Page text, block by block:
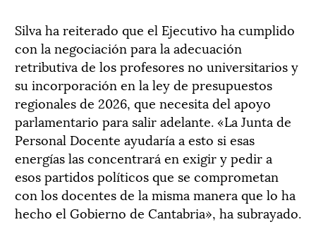
Silva ha reiterado que el Ejecutivo ha cumplido
con la negociación para la adecuación
retributiva de los profesores no universitarios y
su incorporación en la ley de presupuestos
regionales de 2026, que necesita del apoyo
parlamentario para salir adelante. «La Junta de
Personal Docente ayudaría a esto si esas
energías las concentrará en exigir y pedir a
esos partidos políticos que se comprometan
con los docentes de la misma manera que lo ha
hecho el Gobierno de Cantabria», ha subrayado.